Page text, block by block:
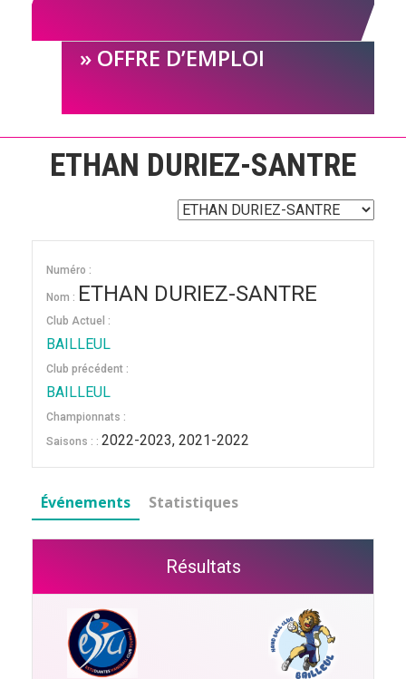
OFFRE D’EMPLOI
ETHAN DURIEZ-SANTRE
Numéro :
Nom : ETHAN DURIEZ-SANTRE
Club Actuel :
BAILLEUL
Club précédent :
BAILLEUL
Championnats :
Saisons : : 2022-2023, 2021-2022
Événements Statistiques
Résultats